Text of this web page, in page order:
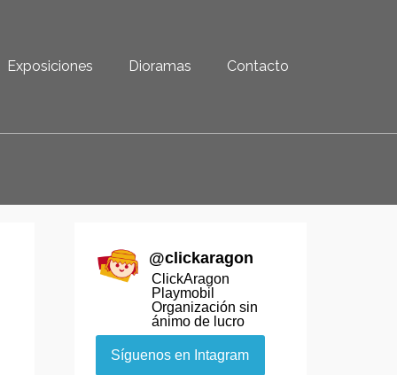
Exposiciones Dioramas Contacto
@clickaragon
ClickAragon
Playmobil
Organización sin
ánimo de lucro
Síguenos en Intagram